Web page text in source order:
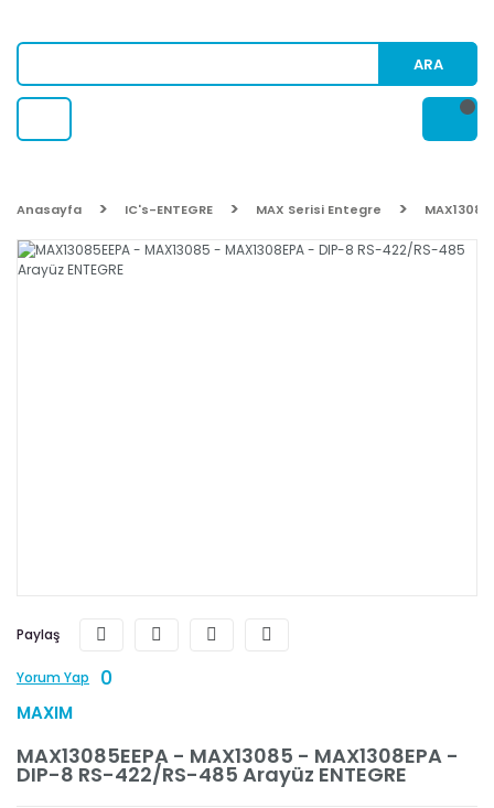
ARA
Anasayfa IC's-ENTEGRE MAX Serisi Entegre
Paylaş
Yorum Yap 0
MAXIM
MAX13085EEPA - MAX13085 - MAX1308EPA -
DIP-8 RS-422/RS-485 Arayüz ENTEGRE